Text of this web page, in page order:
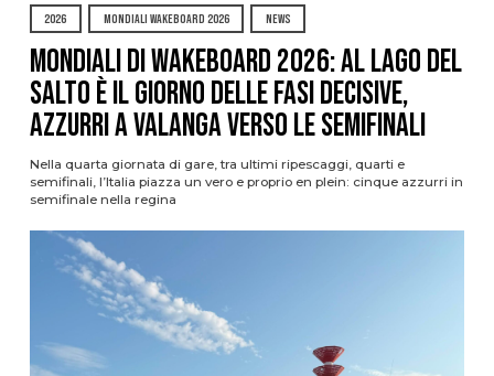
2026 MONDIALI WAKEBOARD 2026 NEWS
Mondiali di Wakeboard 2026: al Lago del
Salto è il giorno delle fasi decisive,
azzurri a valanga verso le semifinali
Nella quarta giornata di gare, tra ultimi ripescaggi, quarti e
semifinali, l’Italia piazza un vero e proprio en plein: cinque azzurri in
semifinale nella regina